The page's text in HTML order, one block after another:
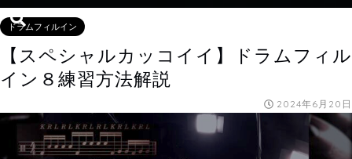
ドラムフィルイン
【スペシャルカッコイイ】ドラムフィル
イン８練習方法解説
2024年6月20日